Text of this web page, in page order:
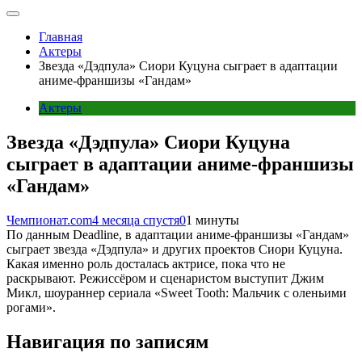
Главная
Актеры
Звезда «Дэдпула» Сиори Куцуна сыграет в адаптации
аниме-франшизы «Гандам»
Актеры
Звезда «Дэдпула» Сиори Куцуна
сыграет в адаптации аниме-франшизы
«Гандам»
Чемпионат.com4 месяца спустя01 минуты
По данным Deadline, в адаптации аниме-франшизы «Гандам»
сыграет звезда «Дэдпула» и других проектов Сиори Куцуна.
Какая именно роль досталась актрисе, пока что не
раскрывают. Режиссёром и сценаристом выступит Джим
Микл, шоураннер сериала «Sweet Tooth: Мальчик с оленьими
рогами».
Навигация по записям